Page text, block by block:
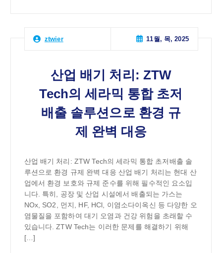
ztwier 11월, 목, 2025
산업 배기 처리: ZTW
Tech의 세라믹 통합 초저
배출 솔루션으로 환경 규
제 완벽 대응
산업 배기 처리: ZTW Tech의 세라믹 통합 초저배출 솔
루션으로 환경 규제 완벽 대응 산업 배기 처리는 현대 산
업에서 환경 보호와 규제 준수를 위해 필수적인 요소입
니다. 특히, 공장 및 산업 시설에서 배출되는 가스는
NOx, SO2, 먼지, HF, HCl, 이염소다이옥신 등 다양한 오
염물질을 포함하여 대기 오염과 건강 위험을 초래할 수
있습니다. ZTW Tech는 이러한 문제를 해결하기 위해
[…]